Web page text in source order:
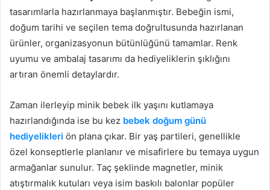
tasarımlarla hazırlanmaya başlanmıştır. Bebeğin ismi,
doğum tarihi ve seçilen tema doğrultusunda hazırlanan
ürünler, organizasyonun bütünlüğünü tamamlar. Renk
uyumu ve ambalaj tasarımı da hediyeliklerin şıklığını
artıran önemli detaylardır.
Zaman ilerleyip minik bebek ilk yaşını kutlamaya
hazırlandığında ise bu kez bebek doğum günü
hediyelikleri ön plana çıkar. Bir yaş partileri, genellikle
özel konseptlerle planlanır ve misafirlere bu temaya uygun
armağanlar sunulur. Taç şeklinde magnetler, minik
atıştırmalık kutuları veya isim baskılı balonlar popüler